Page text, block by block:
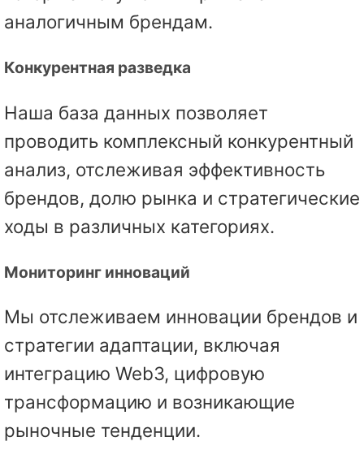
аналогичным брендам.
Конкурентная разведка
Наша база данных позволяет
проводить комплексный конкурентный
анализ, отслеживая эффективность
брендов, долю рынка и стратегические
ходы в различных категориях.
Мониторинг инноваций
Мы отслеживаем инновации брендов и
стратегии адаптации, включая
интеграцию Web3, цифровую
трансформацию и возникающие
рыночные тенденции.